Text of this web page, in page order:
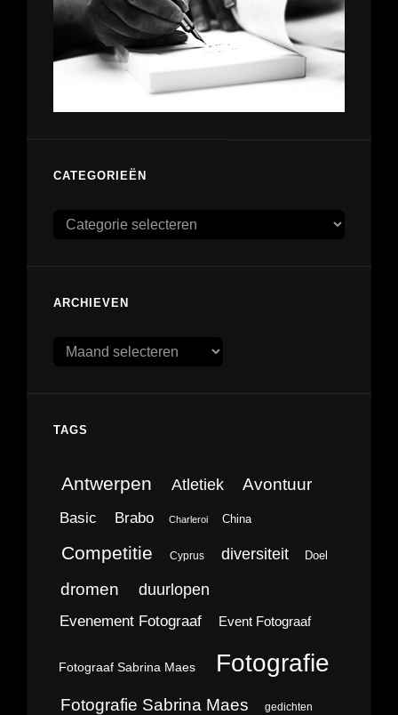
CATEGORIEËN
Categorieën
ARCHIEVEN
Archieven
TAGS
Antwerpen Atletiek Avontuur
Basic Brabo Charleroi China
Competitie Cyprus diversiteit Doel
dromen duurlopen
Evenement Fotograaf Event Fotograaf
Fotograaf Sabrina Maes Fotografie
Fotografie Sabrina Maes gedichten